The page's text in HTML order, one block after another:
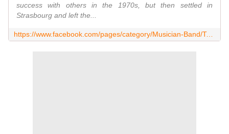
success with others in the 1970s, but then settled in
Strasbourg and left the...
https://www.facebook.com/pages/category/Musician-Band/Tchavolo-Schmitt-249664005640/